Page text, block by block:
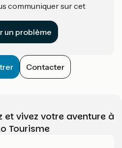
communiquer sur cet
un problème
Contacter
et vivez votre aventure à
Tourisme